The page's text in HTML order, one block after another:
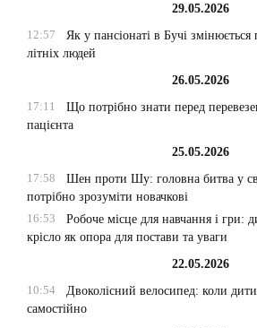
29.05.2026
12:57
Як у пансіонаті в Бучі змінюється
літніх людей
26.05.2026
17:11
Що потрібно знати перед
пацієнта
25.05.2026
17:58
Шен проти Шу: головна битва у
потрібно зрозуміти новачкові
16:53
Робоче місце для навчання і гри:
крісло як опора для постави та уваги
22.05.2026
10:54
Двоколісний велосипед: коли
самостійно